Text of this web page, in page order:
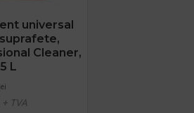
universal
Cleaner,
L
+ TVA